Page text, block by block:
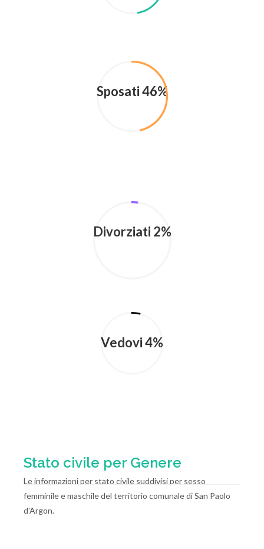
Sposati 46%
Divorziati 2%
Vedovi 4%
Stato civile per Genere
Le informazioni per stato civile suddivisi per sesso
femminile e maschile del territorio comunale di San Paolo
d'Argon.